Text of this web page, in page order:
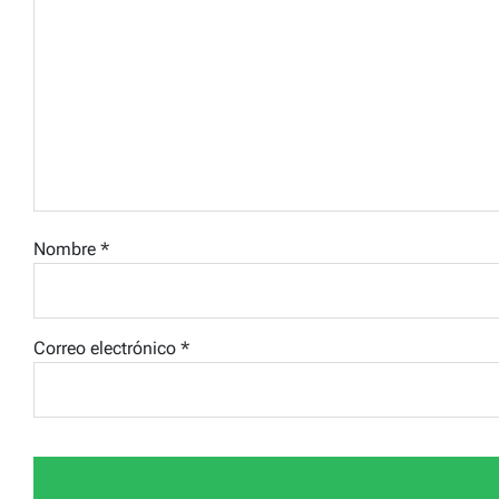
Nombre *
Correo electrónico *